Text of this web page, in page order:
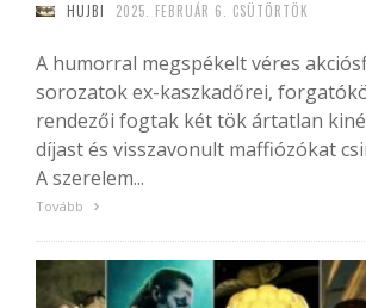
HUJBI 2025. FEBRUÁR 6. CSÜTÖRTÖK
A humorral megspékelt véres
sorozatok ex-kaszkadőrei,
rendezői fogtak két tök ártatlan
díjast és visszavonult maffiózókat
A szerelem...
Tovább